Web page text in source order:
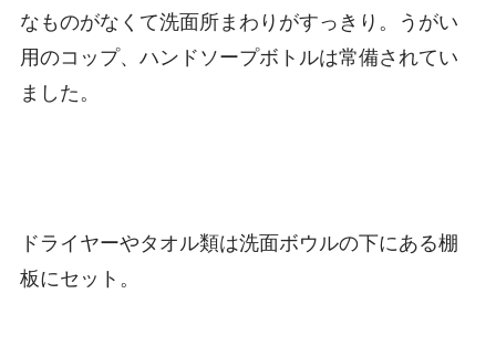
なものがなくて洗面所まわりがすっきり。うがい
用のコップ、ハンドソープボトルは常備されてい
ました。
ドライヤーやタオル類は洗面ボウルの下にある棚
板にセット。